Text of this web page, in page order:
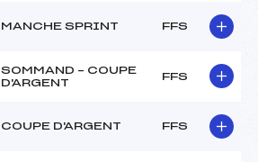
MANCHE SPRINT FFS
SOMMAND – COUPE
D'ARGENT
FFS
COUPE D'ARGENT FFS